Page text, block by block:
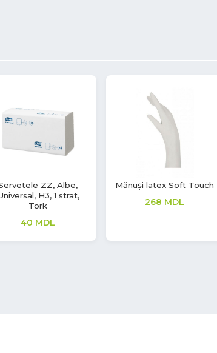
latex Soft Touch
208MDL
Mănuși vinil Soft Touch
220 MDL